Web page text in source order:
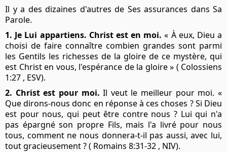
Il y a des dizaines d'autres de Ses assurances dans Sa
Parole.
1. Je Lui appartiens. Christ est en moi.« À eux, Dieu a
choisi de faire connaître combien grandes sont parmi
les Gentils les richesses de la gloire de ce mystère, qui
est Christ en vous, l'espérance de la gloire » ( Colossiens
1:27 , ESV).
2. Christ est pour moi.Il veut le meilleur pour moi. «
Que dirons-nous donc en réponse à ces choses ? Si Dieu
est pour nous, qui peut être contre nous ? Lui qui n'a
pas épargné son propre Fils, mais l'a livré pour nous
tous, comment ne nous donnera-t-il pas aussi, avec lui,
tout gracieusement ? ( Romains 8:31-32 , NIV).